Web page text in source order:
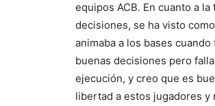
equipos ACB. En cuanto a la
decisiones, se ha visto
animaba a los bases cuando
buenas decisiones pero
ejecución, y creo que es
libertad a estos jugadores y